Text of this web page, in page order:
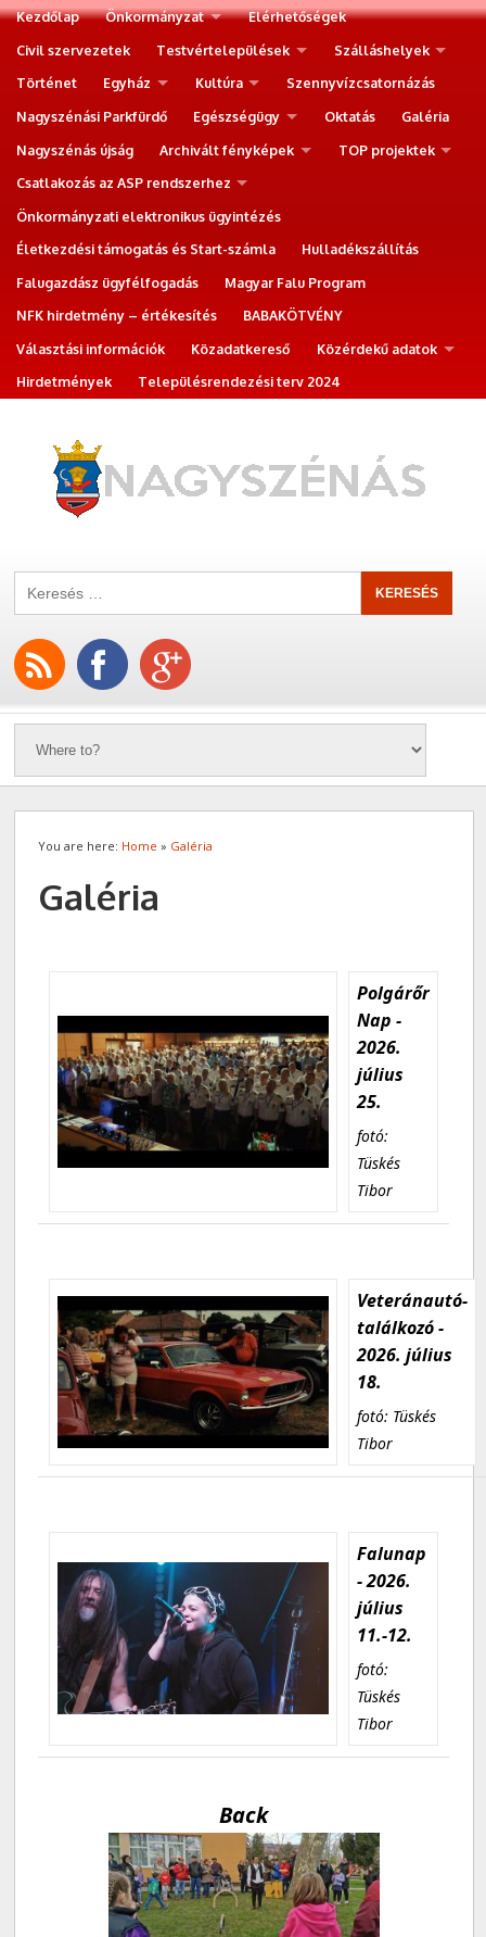
Kezdőlap Önkormányzat
Elérhetőségek
Civil szervezetek
Testvértelepülések
Szálláshelyek
Történet
Egyház Kultúra
Szennyvízcsatornázás
Nagyszénási Parkfürdő
Egészségügy Oktatás
Galéria
Nagyszénás újság
Archivált fényképek
TOP projektek
Csatlakozás az ASP rendszerhez
Önkormányzati elektronikus ügyintézés
Életkezdési támogatás és Start-számla
Hulladékszállítás
Falugazdász ügyfélfogadás
Magyar Falu Program
NFK hirdetmény – értékesítés
BABAKÖTVÉNY
Választási információk
Közadatkereső
Közérdekű adatok
Hirdetmények
Településrendezési terv 2024
You are here: Home » Galéria
Galéria
Polgárőr
Nap -
2026.
július
25.
fotó:
Tüskés
Tibor
Veteránautó-
találkozó -
2026. július
18.
fotó: Tüskés
Tibor
Falunap
- 2026.
július
11.-12.
fotó:
Tüskés
Tibor
Back